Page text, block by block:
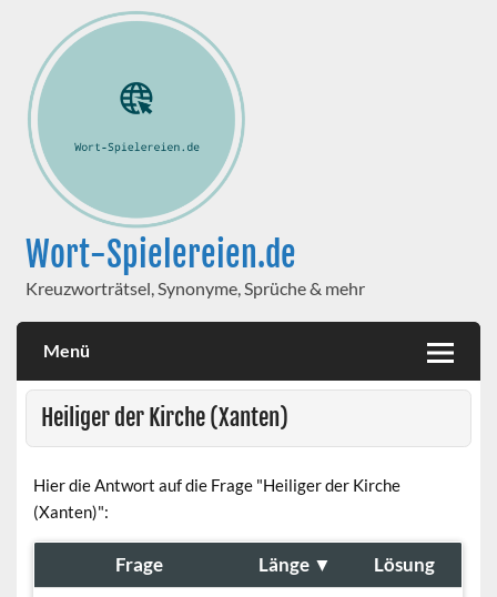
Wort-Spielereien.de
Kreuzworträtsel, Synonyme, Sprüche & mehr
Menü
Heiliger der Kirche (Xanten)
Hier die Antwort auf die Frage "Heiliger der Kirche
(Xanten)":
Frage Länge ▼ Lösung